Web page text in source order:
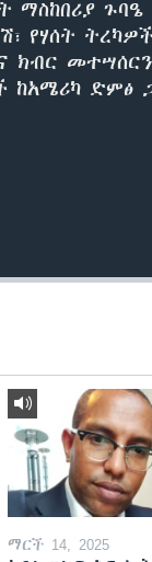
ማስከበሪያ
የሃሰት
ክብር
ድምፅ
ማርች 14, 2025